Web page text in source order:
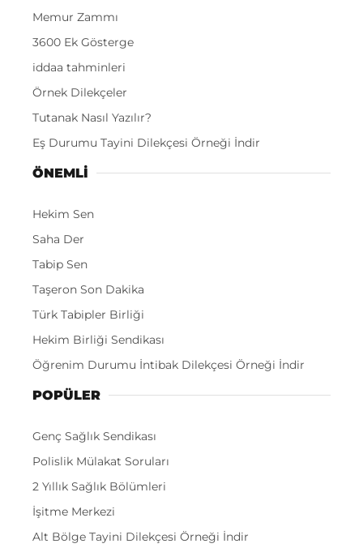
Memur Zammı
3600 Ek Gösterge
iddaa tahminleri
Örnek Dilekçeler
Tutanak Nasıl Yazılır?
Eş Durumu Tayini Dilekçesi Örneği İndir
ÖNEMLI
Hekim Sen
Saha Der
Tabip Sen
Taşeron Son Dakika
Türk Tabipler Birliği
Hekim Birliği Sendikası
Öğrenim Durumu İntibak Dilekçesi Örneği İndir
POPÜLER
Genç Sağlık Sendikası
Polislik Mülakat Soruları
2 Yıllık Sağlık Bölümleri
İşitme Merkezi
Alt Bölge Tayini Dilekçesi Örneği İndir